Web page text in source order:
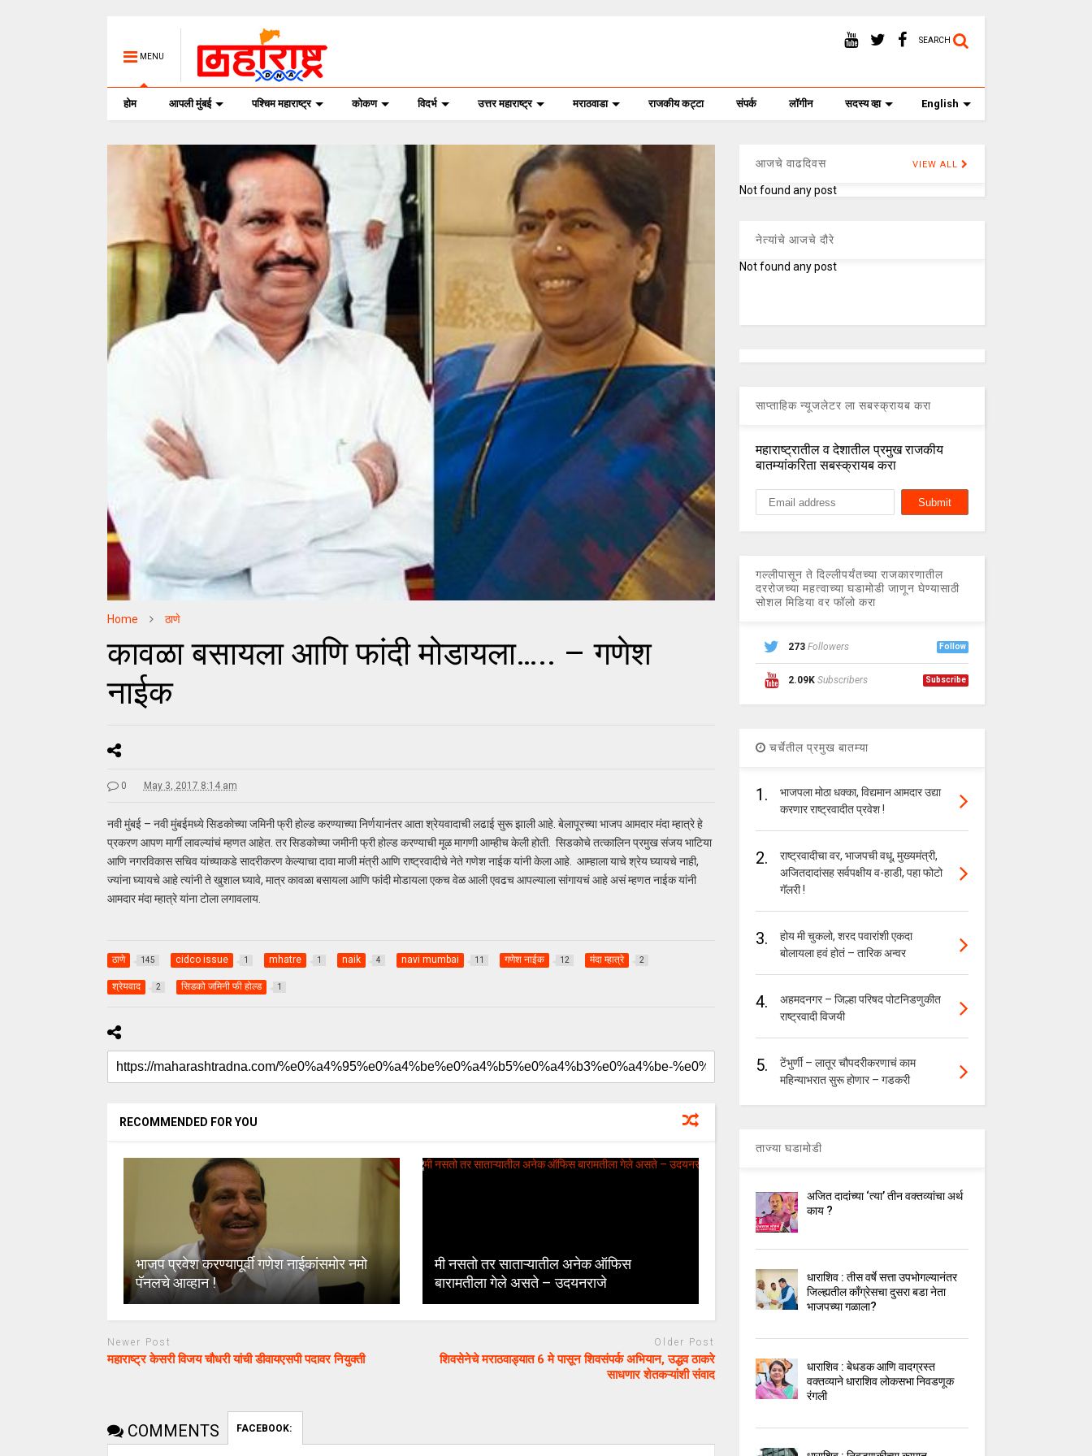
MENU
SEARCH
होम आपली मुंबई पश्चिम महाराष्ट्र कोकण विदर्भ उत्तर महाराष्ट्र मराठवाडा राजकीय कट्टा संपर्क लॉगीन सदस्य व्हा English
Home ठाणे
कावळा बसायला आणि फांदी मोडायला….. – गणेश
नाईक
0 May 3, 2017 8:14 am
नवी मुंबई – नवी मुंबईमध्ये सिडकोच्या जमिनी फ्री होल्ड करण्याच्या निर्णयानंतर आता श्रेयवादाची लढाई सुरू झाली आहे. बेलापूरच्या भाजप आमदार मंदा म्हात्रे हे
प्रकरण आपण मार्गी लावल्यांचं म्हणत आहेत. तर सिडकोच्या जमीनी फ्री होल्ड करण्याची मूळ मागणी आम्हीच केली होती. सिडकोचे तत्कालिन प्रमुख संजय भाटिया
आणि नगरविकास सचिव यांच्याकडे सादरीकरण केल्याचा दावा माजी मंत्री आणि राष्ट्रवादीचे नेते गणेश नाईक यांनी केला आहे. आम्हाला याचे श्रेय घ्यायचे नाही,
ज्यांना घ्यायचे आहे त्यांनी ते खुशाल घ्यावे, मात्र कावळा बसायला आणि फांदी मोडायला एकच वेळ आली एवढच आपल्याला सांगायचं आहे असं म्हणत नाईक यांनी
आमदार मंदा म्हात्रे यांना टोला लगावलाय.
ठाणे 145 cidco issue 1 mhatre 1 naik 4 navi mumbai 11 गणेश नाईक 12 मंदा म्हात्रे 2
श्रेयवाद 2 सिडको जमिनी फी होल्ड 1
RECOMMENDED FOR YOU
भाजप प्रवेश करण्यापूर्वी गणेश नाईकांसमोर नमो
पॅनलचे आव्हान !
मी नसतो तर साताऱ्यातील अनेक ऑफिस
बारामतीला गेले असते – उदयनराजे
Newer Post
महाराष्ट्र केसरी विजय चौधरी यांची डीवायएसपी पदावर नियुक्ती
Older Post
शिवसेनेचे मराठवाड्यात 6 मे पासून शिवसंपर्क अभियान, उद्धव ठाकरे
साधणार शेतकऱ्यांशी संवाद
COMMENTS FACEBOOK:
आजचे वाढदिवस VIEW ALL
Not found any post
नेत्यांचे आजचे दौरे
Not found any post
साप्ताहिक न्यूजलेटर ला सबस्क्रायब करा
महाराष्ट्रातील व देशातील प्रमुख राजकीय
बातम्यांकरिता सबस्क्रायब करा
गल्लीपासून ते दिल्लीपर्यंतच्या राजकारणातील
दररोजच्या महत्वाच्या घडामोडी जाणून घेण्यासाठी
सोशल मिडिया वर फॉलो करा
273 Followers Follow
2.09K Subscribers Subscribe
चर्चेतील प्रमुख बातम्या
1.
भाजपला मोठा धक्का, विद्यमान आमदार उद्या
करणार राष्ट्रवादीत प्रवेश !
2.
राष्ट्रवादीचा वर, भाजपची वधू, मुख्यमंत्री,
अजितदादांसह सर्वपक्षीय व-हाडी, पहा फोटो
गॅलरी !
3.
होय मी चुकलो, शरद पवारांशी एकदा
बोलायला हवं होतं – तारिक अन्वर
4.
अहमदनगर – जिल्हा परिषद पोटनिडणुकीत
राष्ट्रवादी विजयी
5.
टेंभुर्णी – लातूर चौपदरीकरणाचं काम
महिन्याभरात सुरू होणार – गडकरी
ताज्या घडामोडी
अजित दादांच्या ‘त्या’ तीन वक्तव्यांचा अर्थ
काय ?
धाराशिव : तीस वर्षे सत्ता उपभोगल्यानंतर
जिल्ह्यतील कॉंग्रेसचा दुसरा बडा नेता
भाजपच्या गळाला?
धाराशिव : बेधडक आणि वादग्रस्त
वक्तव्याने धाराशिव लोकसभा निवडणूक
रंगली